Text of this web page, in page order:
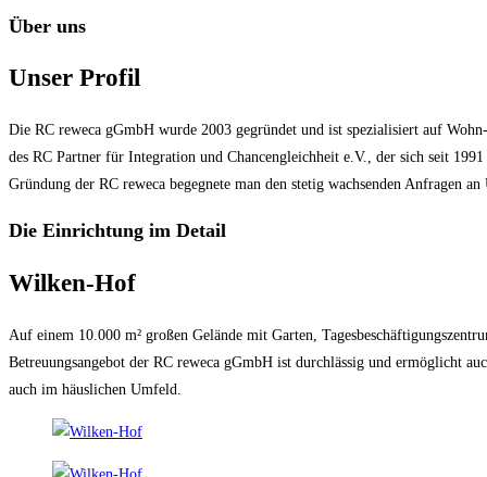
Über uns
Unser Profil
Die RC reweca gGmbH wurde 2003 gegründet und ist spezialisiert auf
des RC Partner für Integration und Chancengleichheit e.V., der sich seit
Gründung der RC reweca begegnete man den stetig wachsenden Anfragen
Die Einrichtung im Detail
Wilken-Hof
Auf einem 10.000 m² großen Gelände mit Garten,
Betreuungsangebot der RC reweca gGmbH ist durchlässig und ermöglicht
auch im häuslichen Umfeld.